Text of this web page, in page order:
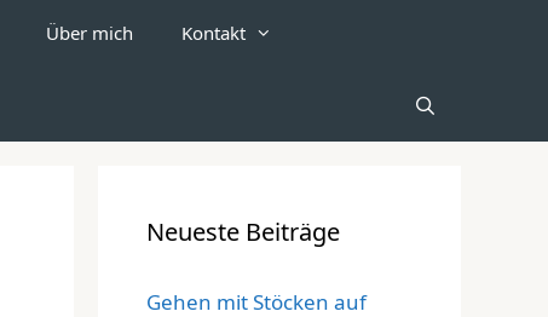
Über mich Kontakt
Neueste Beiträge
Gehen mit Stöcken auf